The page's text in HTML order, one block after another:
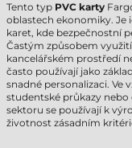
Tento typ PVC karty
oblastech ekonomiky. Je
karet, kde bezpečnostní
Častým způsobem
kancelářském prostředí
často používají jako
snadné personalizaci. Ve
studentské průkazy
sektoru se používají k
životnost zásadním